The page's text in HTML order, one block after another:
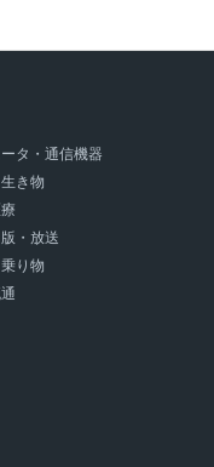
タ・通信機器
き物
・放送
り物